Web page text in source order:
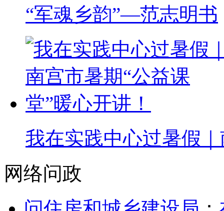
“军魂乡韵”—范志明书
我在实践中心过暑假
网络问政